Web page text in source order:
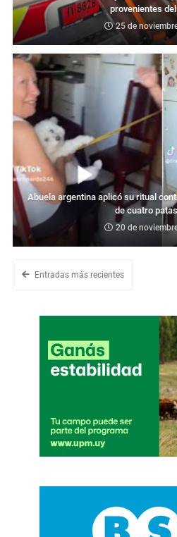
provenientes
25 de
Abuela argentina aplicó su ritual
de cuatro
20 de
Entradas más recientes